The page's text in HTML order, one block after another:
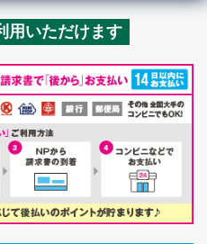
用いただけます